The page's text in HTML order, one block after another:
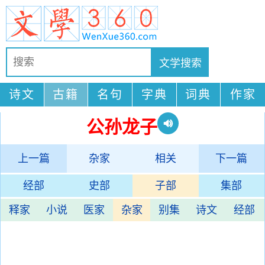
诗文 古籍 名句 字典 词典 作家
公孙龙子
上一篇 杂家 相关 下一篇
经部 史部 子部 集部
释家 小说 医家 杂家 别集 诗文 经部